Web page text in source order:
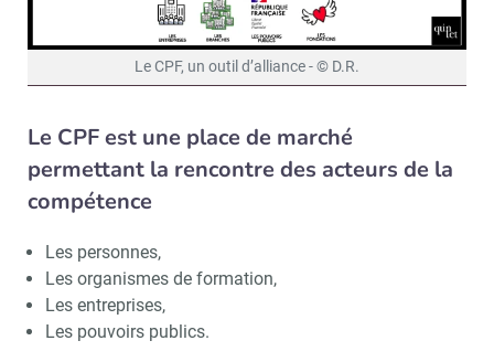
Le CPF, un outil d’alliance - © D.R.
Le CPF est une place de marché
permettant la rencontre des acteurs de la
compétence
Les personnes,
Les organismes de formation,
Les entreprises,
Les pouvoirs publics.